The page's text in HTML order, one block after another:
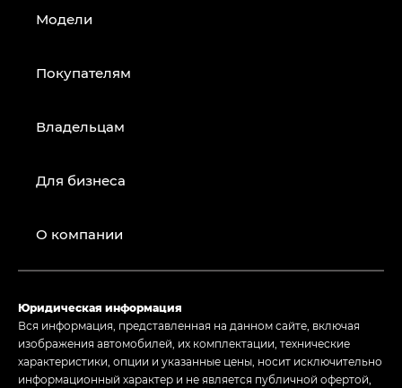
Модели
Покупателям
Владельцам
Для бизнеса
О компании
Юридическая информация
Вся информация, представленная на данном сайте, включая
изображения автомобилей, их комплектации, технические
характеристики, опции и указанные цены, носит исключительно
информационный характер и не является публичной офертой,